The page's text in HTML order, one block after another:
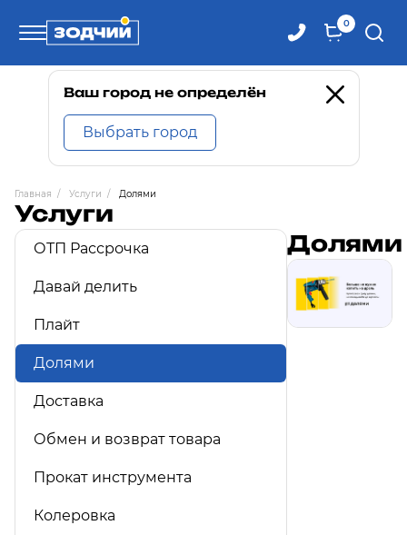
0
Телефоны
8 800 100-71-71
8 (4242) 30-00-27
Ваш город не определён
Выбрать город
Главная / Услуги / Долями
Услуги
ОТП Рассрочка
Давай делить
Плайт
Долями
Доставка
Обмен и возврат товара
Прокат инструмента
Колеровка
Долями